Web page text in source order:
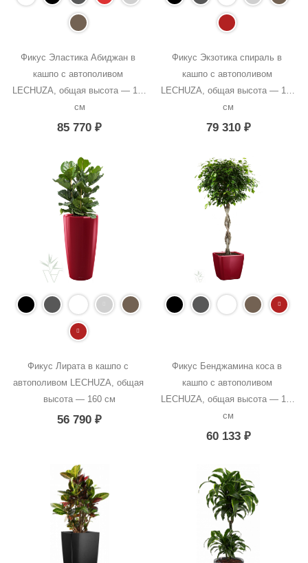
Фикус Эластика Абиджан в
кашпо с автополивом
LECHUZA, общая высота — 190
см
85 770₽
Фикус Экзотика спираль в
кашпо с автополивом
LECHUZA, общая высота — 180
см
79 310 ₽
Фикус Лирата в кашпо с
автополивом LECHUZA, общая
высота — 160 см
56 790₽
Фикус Бенджамина коса в
кашпо с автополивом
LECHUZA, общая высота — 140
см
60 133 ₽